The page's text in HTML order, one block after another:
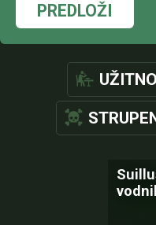
PREDLOŽI
UŽITNO